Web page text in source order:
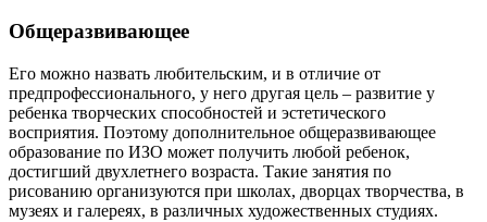
Общеразвивающее
Его можно назвать любительским, и в отличие от
предпрофессионального, у него другая цель – развитие у
ребенка творческих способностей и эстетического
восприятия. Поэтому дополнительное общеразвивающее
образование по ИЗО может получить любой ребенок,
достигший двухлетнего возраста. Такие занятия по
рисованию организуются при школах, дворцах творчества, в
музеях и галереях, в различных художественных студиях.